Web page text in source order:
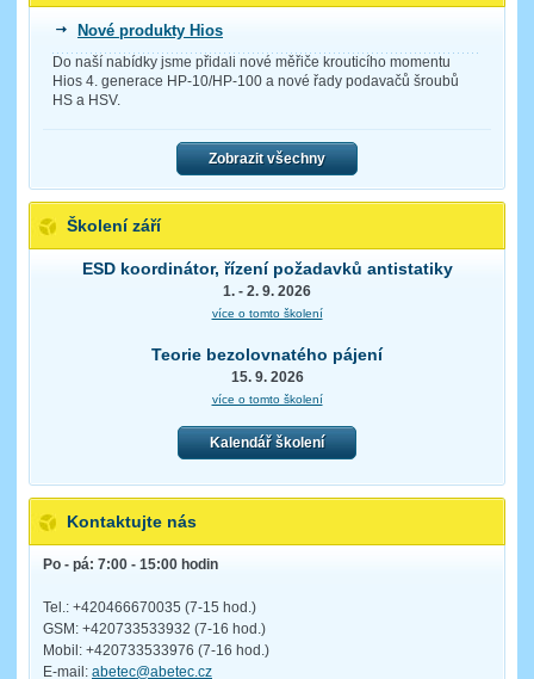
Nové produkty Hios
Do naší nabídky jsme přidali nové měřiče krouticího momentu
Hios 4. generace HP-10/HP-100 a nové řady podavačů šroubů
HS a HSV.
Zobrazit všechny
Školení září
ESD koordinátor, řízení požadavků antistatiky
1. - 2. 9. 2026
více o tomto školení
Teorie bezolovnatého pájení
15. 9. 2026
více o tomto školení
Kalendář školení
Kontaktujte nás
Po - pá: 7:00 - 15:00 hodin
Tel.: +420466670035 (7-15 hod.)
GSM: +420733533932 (7-16 hod.)
Mobil: +420733533976 (7-16 hod.)
E-mail: abetec@abetec.cz